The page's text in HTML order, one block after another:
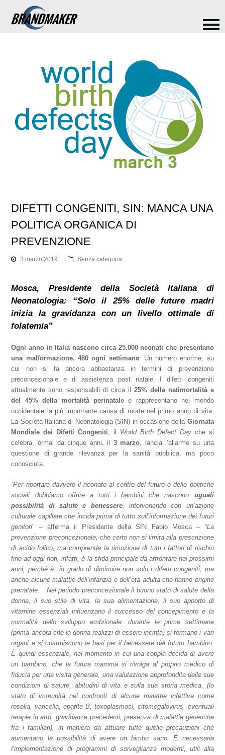
DIFETTI CONGENITI, SIN: MANCA UNA
POLITICA ORGANICA DI
PREVENZIONE
3 marzo 2019 Senza categoria
Mosca, Presidente della Società Italiana di
Neonatologia: “Solo il 25% delle future madri
inizia la gravidanza con un livello ottimale di
folatemia”
Ogni anno in Italia nascono circa 25.000 neonati che presentano
una malformazione, 480 ogni settimana. Un numero enorme, su
cui non si fa ancora abbastanza in termini di prevenzione
preconcezionale e di assistenza post natale. I difetti congeniti
attualmente sono responsabili di circa il 25% della natimortalità e
del 45% della mortalità perinatalee rappresentano nel mondo
occidentale la più importante causa di morte nel primo anno di vita.
La Società Italiana di Neonatologia (SIN) in occasione della Giornata
Mondiale dei Difetti Congeniti, il World Birth Defect Dayche si
celebra, ormai da cinque anni, il 3 marzo, lancia l’allarme su una
questione di grande rilevanza per la sanità pubblica, ma poco
conosciuta.
“Per riportare davvero il neonato al centro del futuro e delle politiche
sociali dobbiamo offrire a tutti i bambini che nascono uguali
possibilità di salute e benessere, intervenendo con un’azione
culturale capillare che incida prima di tutto sull’informazione dei futuri
genitori” – afferma il Presidente della SIN Fabio Mosca – “La
prevenzione preconcezionale, che certo non si limita alla prescrizione
di acido folico, ma comprende la rimozione di tutti i fattori di rischio
fino ad oggi noti, infatti, è la sfida principale da affrontare nei prossimi
anni, perché è in grado di diminuire non solo i difetti congeniti, ma
anche alcune malattie dell’infanzia e dell’età adulta che hanno origine
prenatale. Nel periodo preconcezionale il buono stato di salute della
donna, il suo stile di vita, la sua alimentazione, il suo apporto di
vitamine essenziali influenzano il successo del concepimento e la
normalità dello sviluppo embrionale: durante le prime settimane
(prima ancora che la donna realizzi di essere incinta) si formano i vari
organi e si costruiscono le basi per il benessere del futuro bambino.
È quindi essenziale, nel momento in cui una coppia decida di avere
un bambino, che la futura mamma si rivolga al proprio medico di
fiducia per una visita generale, una valutazione approfondita delle sue
condizioni di salute, abitudini di vita e sulla sua storia medica, (lo
stato di immunità nei confronti di alcune malattie infettive come
rosolia, varicella, epatite B, toxoplasmosi, citomegalovirus, eventuali
terapie in atto, gravidanze precedenti, presenza di malattie genetiche
fra i familiari), in maniera da attuare tutte quelle precauzioni che
aumentano la possibilità di avere un bimbo sano. È necessaria
l’implementazione di programmi di sorveglianza moderni, utili alla